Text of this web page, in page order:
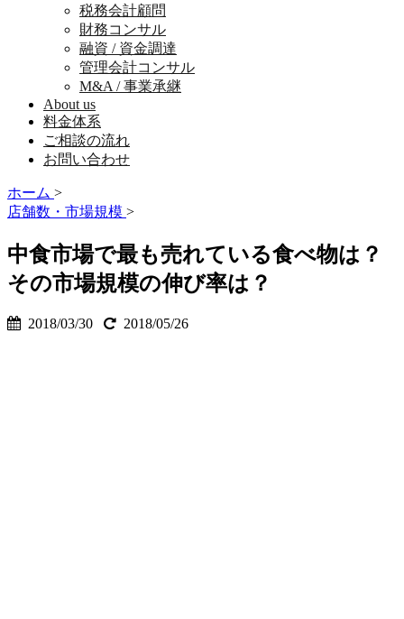
税務会計顧問
財務コンサル
融資 / 資金調達
管理会計コンサル
M&A / 事業承継
About us
料金体系
ご相談の流れ
お問い合わせ
ホーム >
店舗数・市場規模 >
中食市場で最も売れている食べ物は？
その市場規模の伸び率は？
2018/03/30 2018/05/26